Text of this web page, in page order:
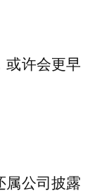
或许会更早
属公司披露